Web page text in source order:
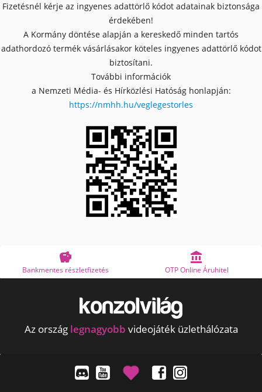
Fizetésnél kérje az ingyenes adattörlő kódot adatainak biztonsága
érdekében!
A Kormány döntése alapján a kereskedő minden tartós
adathordozó termék vásárlásakor köteles ingyenes adattörlő kódot
biztosítani.
További információk
a Nemzeti Média- és Hírközlési Hatóság honlapján:
https://nmhh.hu/veglegestorles

Bankmentes részletfizetés

OTP Online Áruhitel
Az ország legnagyobb videojáték üzlethálózata